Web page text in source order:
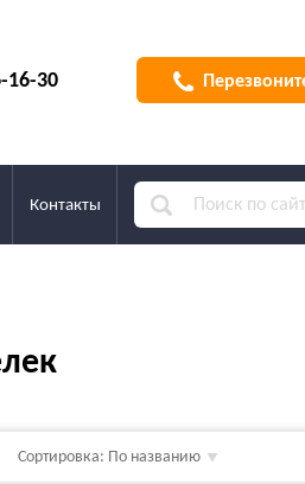
16-30
Контакты
Сортировка: По названию